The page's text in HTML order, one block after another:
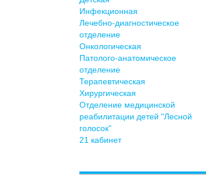
Инфекционная
Лечебно-диагностическое
отделение
Онкологическая
Патолого-анатомическое
отделение
Терапевтическая
Хирургическая
Отделение медицинской
реабилитации детей "Лесной
голосок"
21 кабинет